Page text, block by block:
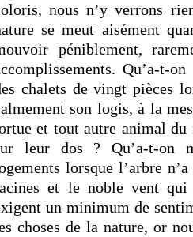
nous n’y verrons
se meut aisément
péniblement,
Qu’a-t-
chalets de vingt pièces
son logis, à la
et tout autre animal du
leur dos ? Qu’a-t-on
lorsque l’arbre
et le noble vent qui
un minimum de
choses de la nature, or